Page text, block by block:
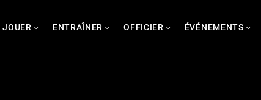
JOUER ENTRAÎNER OFFICIER ÉVÉNEMENTS